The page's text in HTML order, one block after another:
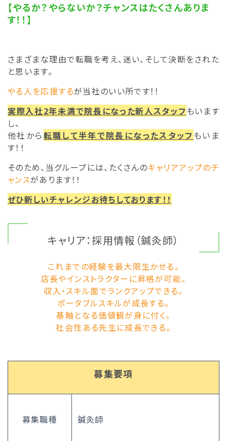
【やるか？やらないか？チャンスはたくさんありま
す！！】
さまざまな理由で転職を考え、迷い、そして決断をされた
と思います。
やる人を応援するが当社のいい所です！！
実際入社2年未満で院長になった新人スタッフもいます
し、
他社から転職して半年で院長になったスタッフ もいま
す！！
そのため、当グループには、たくさんのキャリアアップのチ
ャンスがあります！！
ぜひ新しいチャレンジお待ちしております！！
キャリア：採用情報（鍼灸師）
これまでの経験を最大限生かせる。
店長やインストラクターに昇格が可能。
収入・スキル面でランクアップできる。
ポータブルスキルが成長する。
基軸となる価値観が身に付く。
社会性ある先生に成長できる。
募集要項
募集職種 鍼灸師